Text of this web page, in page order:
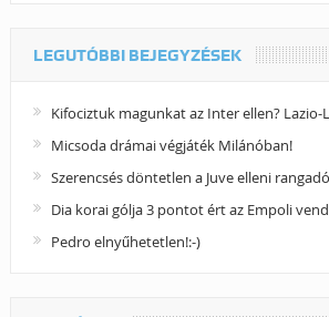
LEGUTÓBBI BEJEGYZÉSEK
Kifociztuk magunkat az Inter ellen? Lazio-
Micsoda drámai végjáték Milánóban!
Szerencsés döntetlen a Juve elleni
Dia korai gólja 3 pontot ért az Empoli
Pedro elnyűhetetlen!:-)